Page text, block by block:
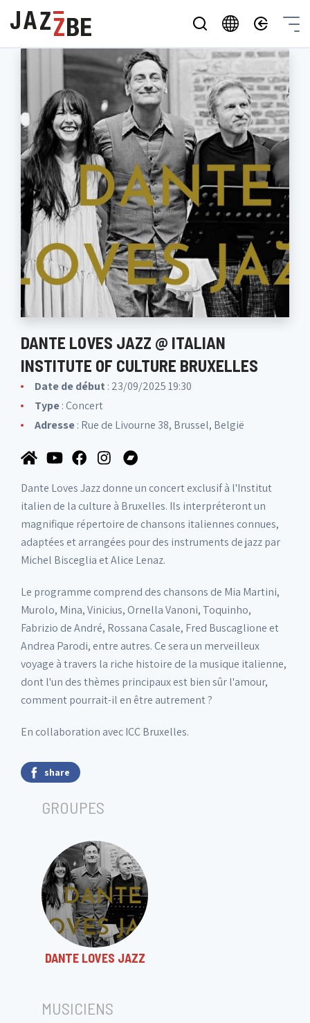
DANTE LOVES JAZZ @ ITALIAN
INSTITUTE OF CULTURE BRUXELLES
Date de début : 23/09/2025 19:30
Type: Concert
Adresse: Rue de Livourne 38, Brussel, België
Dante Loves Jazz donne un concert exclusif à l'Institut
italien de la culture à Bruxelles. Ils interpréteront un
magnifique répertoire de chansons italiennes connues,
adaptées et arrangées pour des instruments de jazz par
Michel Bisceglia et Alice Lenaz.
Le programme comprend des chansons de Mia Martini,
Murolo, Mina, Vinicius, Ornella Vanoni, Toquinho,
Fabrizio de André, Rossana Casale, Fred Buscaglione et
Andrea Parodi, entre autres. Ce sera un merveilleux
voyage à travers la riche histoire de la musique italienne,
dont l'un des thèmes principaux est bien sûr l'amour,
comment pourrait-il en être autrement ?
En collaboration avec ICC Bruxelles.
share
GROUPES
DANTE LOVES JAZZ
MUSICIENS